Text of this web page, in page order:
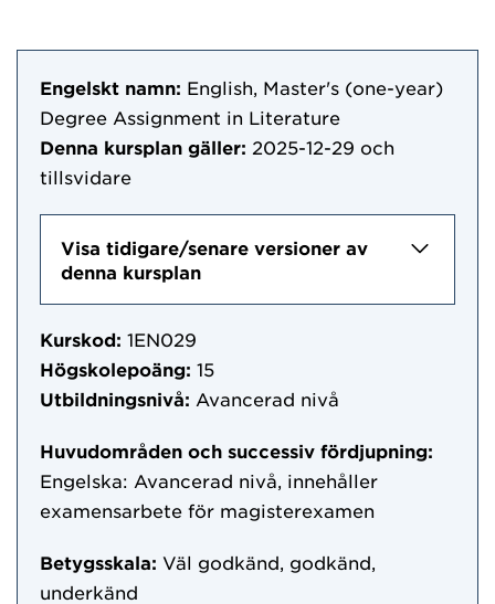
Engelskt namn: English, Master's (one-year)
Degree Assignment in Literature
Denna kursplan gäller: 2025-12-29 och
tillsvidare
Visa tidigare/senare versioner av
denna kursplan
Kurskod: 1EN029
Högskolepoäng: 15
Utbildningsnivå: Avancerad nivå
Huvudområden och successiv fördjupning:
Engelska: Avancerad nivå, innehåller
examensarbete för magisterexamen
Betygsskala: Väl godkänd, godkänd,
underkänd